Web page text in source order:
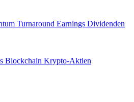
Turnaround Earnings Dividenden
Blockchain Krypto-Aktien